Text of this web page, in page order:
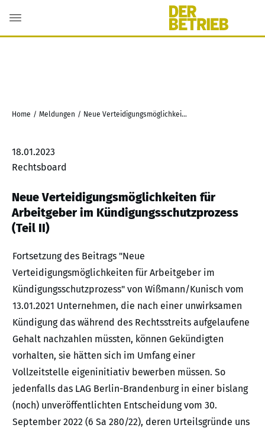
Home / Meldungen / Neue Verteidigungsmöglichkeiten für Arbeitgeber im Kündigungsschutzprozess (Teil II)
18.01.2023
Rechtsboard
Neue Verteidigungsmöglichkeiten für
Arbeitgeber im Kündigungsschutzprozess
(Teil II)
Fortsetzung des Beitrags "Neue
Verteidigungsmöglichkeiten für Arbeitgeber im
Kündigungsschutzprozess" von Wißmann/Kunisch vom
13.01.2021 Unternehmen, die nach einer unwirksamen
Kündigung das während des Rechtsstreits aufgelaufene
Gehalt nachzahlen müssten, können Gekündigten
vorhalten, sie hätten sich im Umfang einer
Vollzeitstelle eigeninitiativ bewerben müssen. So
jedenfalls das LAG Berlin-Brandenburg in einer bislang
(noch) unveröffentlichten Entscheidung vom 30.
September 2022 (6 Sa 280/22), deren Urteilsgründe uns